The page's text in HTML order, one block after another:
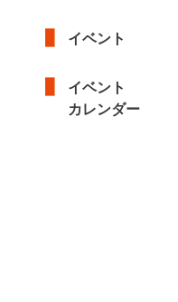
イベント
イベント
カレンダー